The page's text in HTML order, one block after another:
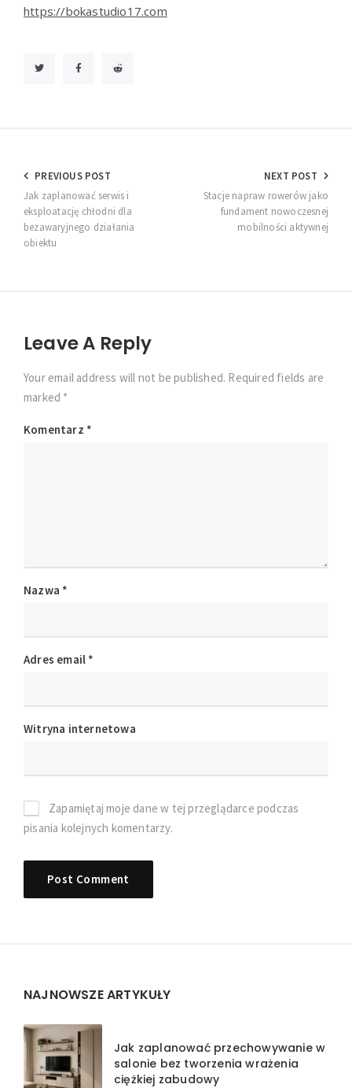
https://bokastudio17.com
Nawigacja
wpisu
PREVIOUS POST
Jak zaplanować serwis i
eksploatację chłodni dla
bezawaryjnego działania
obiektu
NEXT POST
Stacje napraw rowerów jako
fundament nowoczesnej
mobilności aktywnej
Leave A Reply
Your email address will not be published. Required fields are
marked *
Komentarz *
Nazwa *
Adres email *
Witryna internetowa
Zapamiętaj moje dane w tej przeglądarce podczas
pisania kolejnych komentarzy.
Widgets
NAJNOWSZE ARTYKUŁY
Jak zaplanować przechowywanie w
salonie bez tworzenia wrażenia
ciężkiej zabudowy